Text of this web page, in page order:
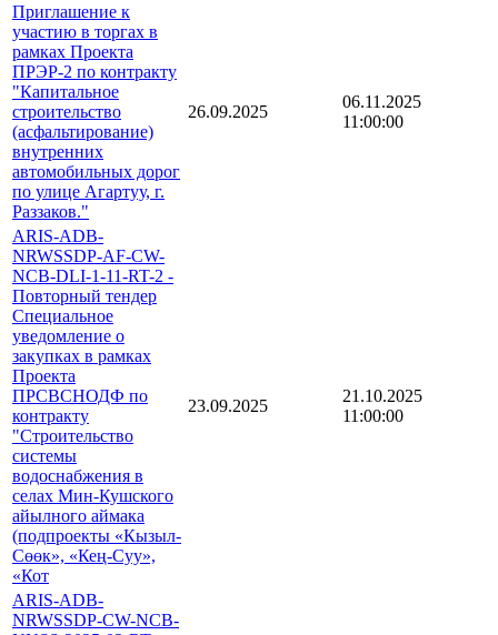
Приглашение к
участию в торгах в
рамках Проекта
ПРЭР-2 по контракту
"Капитальное
строительство
(асфальтирование)
внутренних
автомобильных дорог
по улице Агартуу, г.
Раззаков."
26.09.2025
06.11.2025
11:00:00
ARIS-ADB-
NRWSSDP-AF-CW-
NCB-DLI-1-11-RT-2 -
Повторный тендер
Специальное
уведомление о
закупках в рамках
Проекта
ПРСВСНОДФ по
контракту
"Строительство
системы
водоснабжения в
селах Мин-Кушского
айылного аймака
(подпроекты «Кызыл-
Сөөк», «Кең-Суу»,
«Кот
23.09.2025
21.10.2025
11:00:00
ARIS-ADB-
NRWSSDP-CW-NCB-